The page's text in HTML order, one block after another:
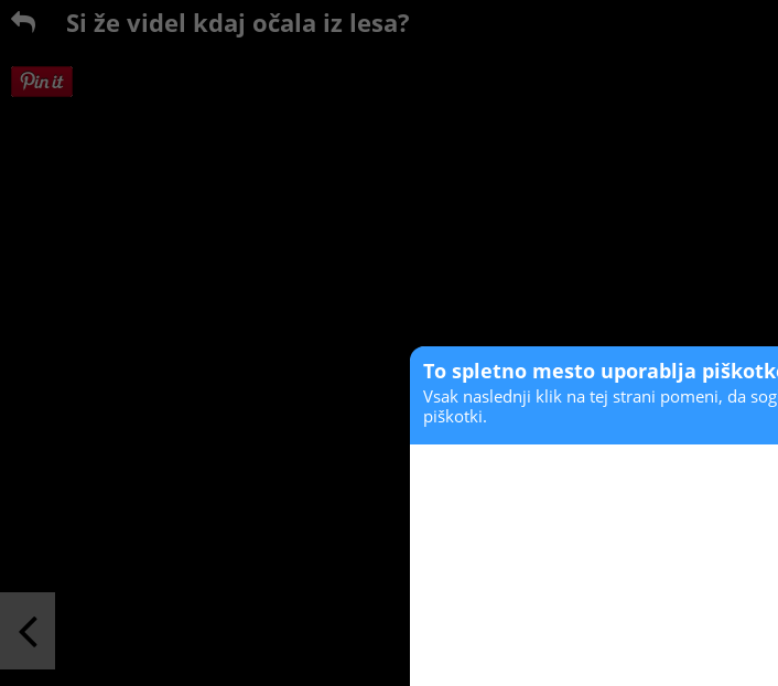
Si že videl kdaj očala iz lesa?
To spletno mesto uporablja
Vsak naslednji klik na tej strani pomeni, da
piškotki.